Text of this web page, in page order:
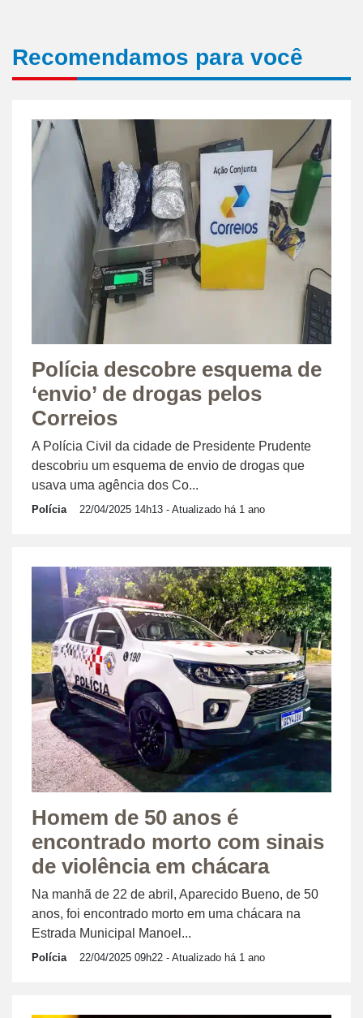
Recomendamos para você
Polícia descobre esquema de
‘envio’ de drogas pelos
Correios
A Polícia Civil da cidade de Presidente Prudente
descobriu um esquema de envio de drogas que
usava uma agência dos Co...
Polícia 22/04/2025 14h13 - Atualizado há 1 ano
Homem de 50 anos é
encontrado morto com sinais
de violência em chácara
Na manhã de 22 de abril, Aparecido Bueno, de 50
anos, foi encontrado morto em uma chácara na
Estrada Municipal Manoel...
Polícia 22/04/2025 09h22 - Atualizado há 1 ano